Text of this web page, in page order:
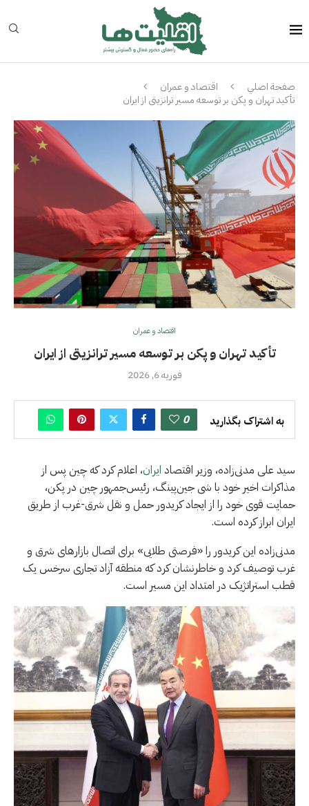
صفحة اصلي
اقتصاد و عمران
تأکید تهران و پکن بر توسعه مسیر ترانزیتی از ایران
اقتصاد و عمران
تأکید تهران و پکن بر توسعه مسیر ترانزیتی از ایران
فوریه 6, 2026
به اشتراک بگذارید 0
سید علی مدنی‌زاده، وزیر اقتصاد ایران، اعلام کرد که چین پس از
مذاکرات اخیر خود با شی جین‌پینگ، رئیس‌جمهور چین در پکن،
حمایت قوی خود را از ایجاد کریدور حمل و نقل شرق-غرب از طریق
ایران ابراز کرده است.
مدنی‌زاده این کریدور را «فرصتی طلایی» برای اتصال بازارهای شرق و
غرب توصیف کرد و خاطرنشان کرد که منطقه آزاد تجاری سرخس یک
قطب استراتژیک در امتداد این مسیر است.